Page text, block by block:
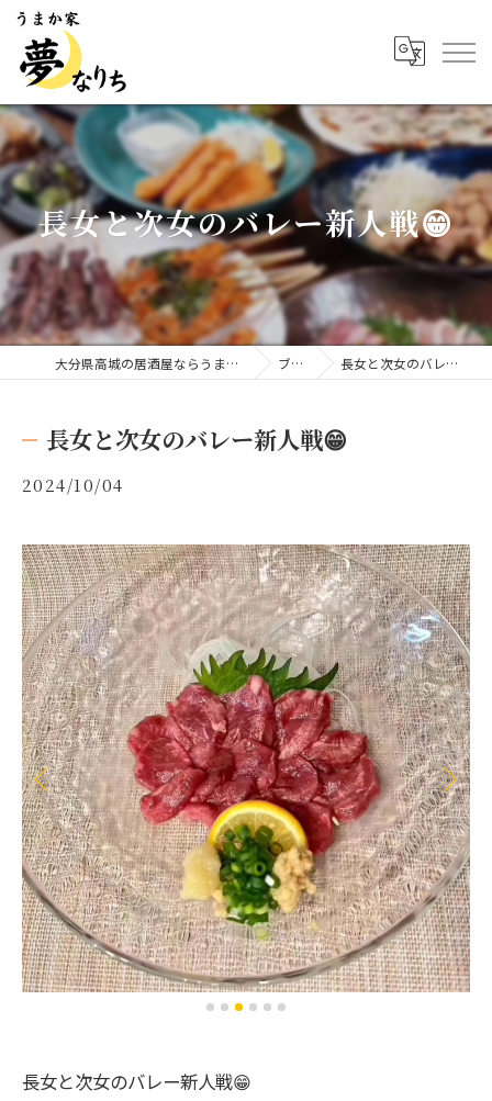
長女と次女のバレー新人戦😁
大分県高城の居酒屋ならうまか家 夢なりち ブログ 長女と次女のバレー新人戦😁
長女と次女のバレー新人戦😁
2024/10/04
長女と次女のバレー新人戦😁